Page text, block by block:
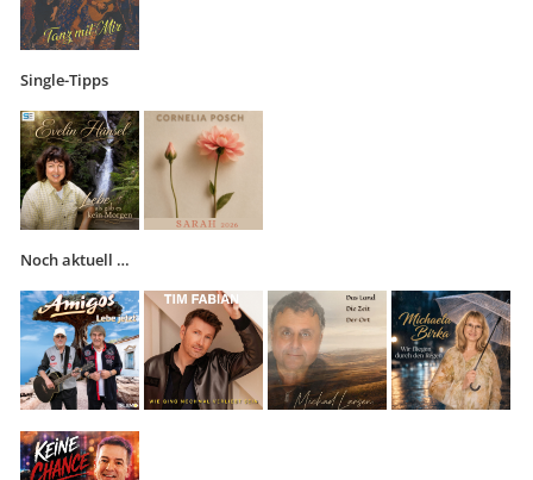
Single-Tipps
Noch aktuell …